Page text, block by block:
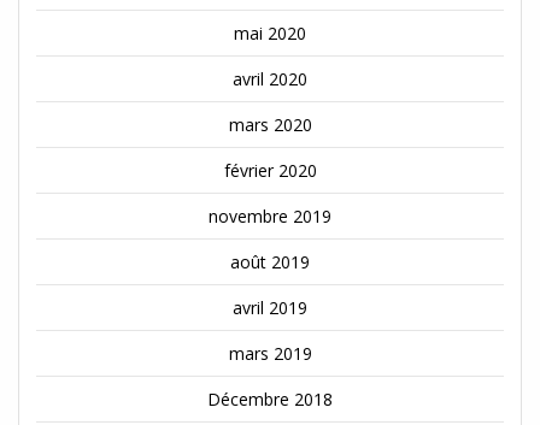
mai 2020
avril 2020
mars 2020
février 2020
novembre 2019
août 2019
avril 2019
mars 2019
Décembre 2018